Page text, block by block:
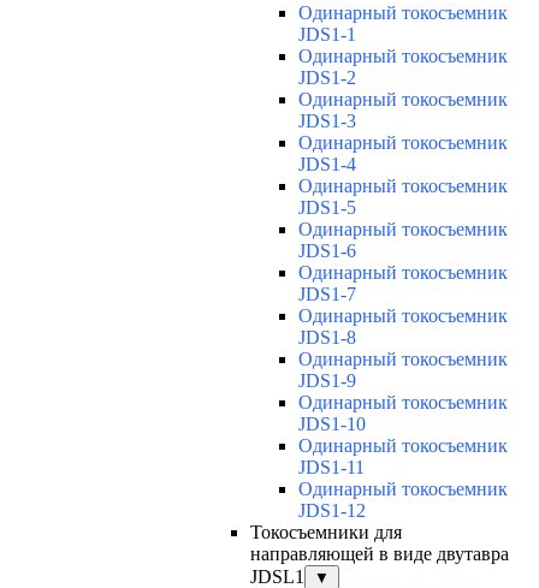
Одинарный токосъемник
JDS1-1
Одинарный токосъемник
JDS1-2
Одинарный токосъемник
JDS1-3
Одинарный токосъемник
JDS1-4
Одинарный токосъемник
JDS1-5
Одинарный токосъемник
JDS1-6
Одинарный токосъемник
JDS1-7
Одинарный токосъемник
JDS1-8
Одинарный токосъемник
JDS1-9
Одинарный токосъемник
JDS1-10
Одинарный токосъемник
JDS1-11
Одинарный токосъемник
JDS1-12
Токосъемники для
направляющей в виде двутавра
JDSL1
▼